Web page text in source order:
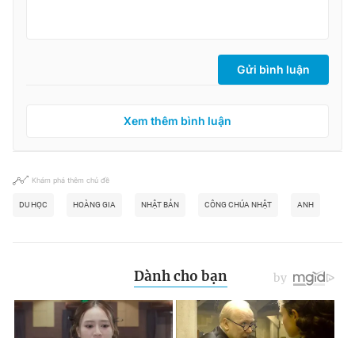
Gửi bình luận
Xem thêm bình luận
Khám phá thêm chủ đề
DU HỌC HOÀNG GIA NHẬT BẢN CÔNG CHÚA NHẬT ANH